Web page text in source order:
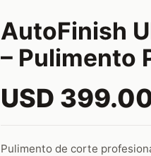
AutoFinish
– Pulimento
USD
Pulimento de corte